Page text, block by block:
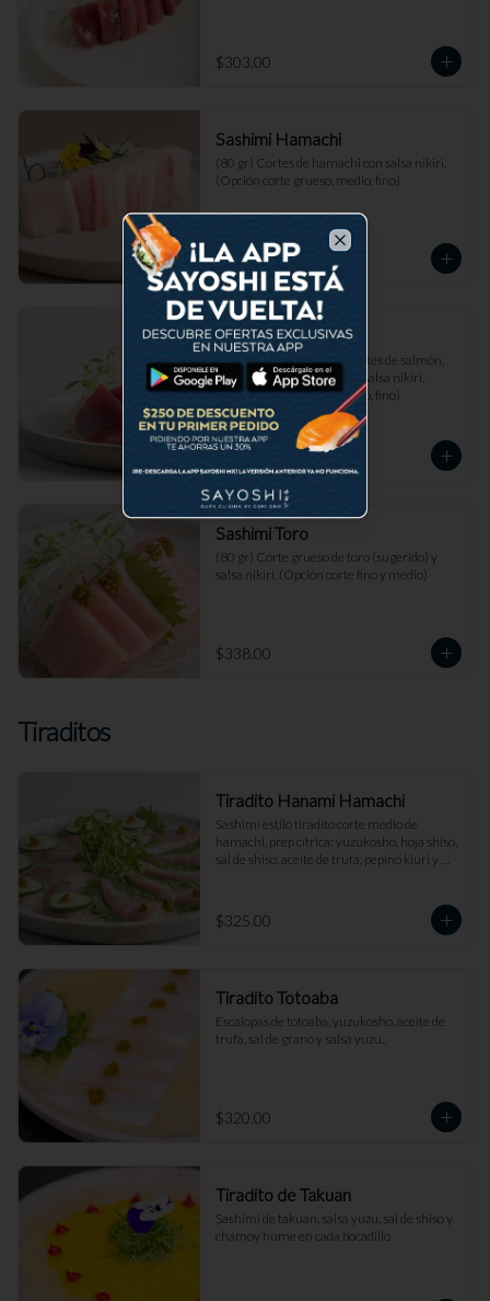
$303.00
Sashimi Hamachi
(80 gr) Cortes de hamachi con salsa nikiri.
(Opción corte grueso, medio, fino)
$307.00
Sashimi Mixto
(80 gr) Combinación de cortes de salmón,
atún akami y hamachi con salsa nikiri.
(Opción corte grueso, medio, fino)
$307.00
Sashimi Toro
(80 gr) Corte grueso de toro (sugerido) y
salsa nikiri. (Opción corte fino y medio)
$338.00
Tiraditos
Tiradito Hanami Hamachi
Sashimi estilo tiradito corte medio de
hamachi, prep cítrica: yuzukosho, hoja shiso,
sal de shiso, aceite de trufa, pepino kiuri y
$325.00
Tiradito Totoaba
Escalopas de totoaba, yuzukosho, aceite de
trufa, sal de grano y salsa yuzu..
$320.00
Tiradito de Takuan
Sashimi de takuan, salsa yuzu, sal de shiso y
chamoy hume en cada bocadillo